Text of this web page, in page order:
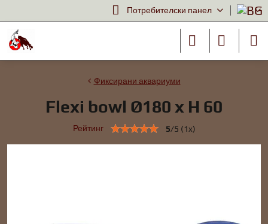
Потребителски панел
Фиксирани аквариуми
Flexi bowl Ø180 x H 60
Рейтинг 5/5 (1x)